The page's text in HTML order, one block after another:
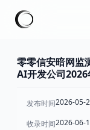
零零信安暗网
AI开发公司
发布时间2026-05-
收录时间2026-06-